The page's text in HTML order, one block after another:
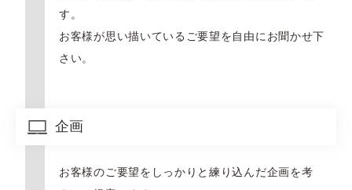
す。
お客様が思い描いているご要望を自由にお聞かせ下
さい。
企画
お客様のご要望をしっかりと練り込んだ企画を考